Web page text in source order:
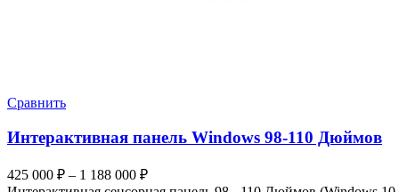
Сравнить
Интерактивная панель Windows 98-110 Дюймов
425 000 ₽ – 1 188 000 ₽